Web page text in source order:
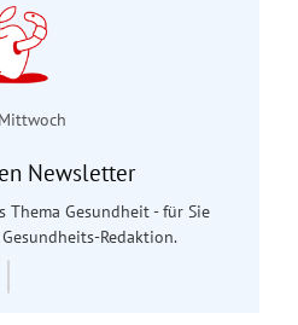
Newsletter
Gesundheit - für Sie
Redaktion.